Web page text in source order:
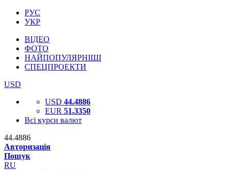
РУС
УКР
ВІДЕО
ФОТО
НАЙПОПУЛЯРНІШІ
СПЕЦПРОЕКТИ
USD
USD 44.4886
EUR 51.3350
Всі курси валют
44.4886
Авторизація
Пошук
RU